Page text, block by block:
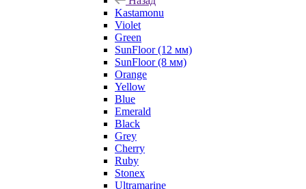
Kastamonu
Violet
Green
SunFloor (12 мм)
SunFloor (8 мм)
Orange
Yellow
Blue
Emerald
Black
Grey
Cherry
Ruby
Stonex
Ultramarine